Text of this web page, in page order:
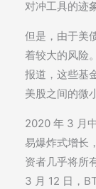
对冲工具的迹象
但是，由于美
着较大的风险
报道，这些基
美股之间的微
2020 年 3 月
易爆炸式增长
资者几乎将所
3 月 12 日，